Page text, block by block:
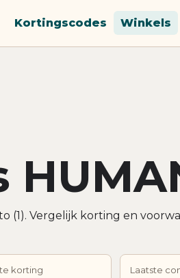
Kortingscodes Winkels
(1). Vergelijk korting en
korting Laatste